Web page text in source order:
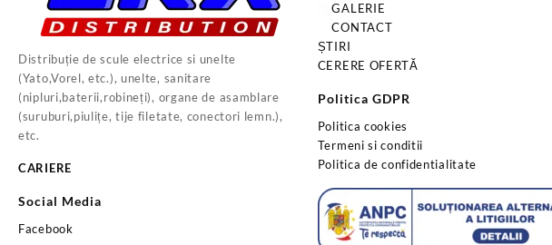
Distribuție de scule electrice si unelte
(Yato,Vorel, etc.), unelte, sanitare
(nipluri,baterii,robineți), organe de asamblare
(suruburi,piulițe, tije filetate, conectori lemn.),
etc.
CARIERE
Social Media
Facebook
GALERIE
CONTACT
ȘTIRI
CERERE OFERTĂ
Politica GDPR
Politica cookies
Termeni si conditii
Politica de confidentialitate